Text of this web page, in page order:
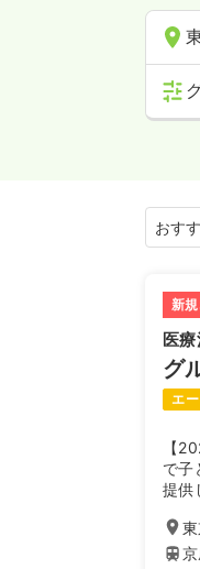
新
医
グ
エ
【
で子
提供
て
ます